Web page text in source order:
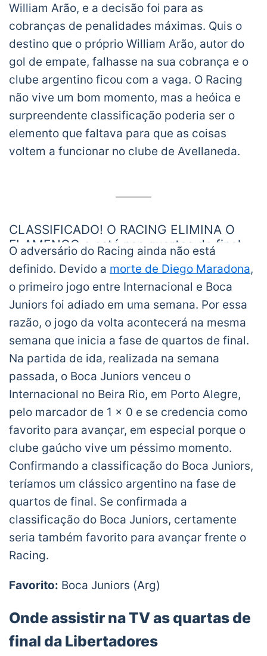
William Arão, e a decisão foi para as
cobranças de penalidades máximas. Quis o
destino que o próprio William Arão, autor do
gol de empate, falhasse na sua cobrança e o
clube argentino ficou com a vaga. O Racing
não vive um bom momento, mas a heóica e
surpreendente classificação poderia ser o
elemento que faltava para que as coisas
voltem a funcionar no clube de Avellaneda.
CLASSIFICADO! O RACING ELIMINA O
FLAMENGO e está nas quartas de final
da Libertadores!
pic.twitter.com/xp26OkSGIK
— TNT Sports Brasil (@TNTSportsBR)
December 2, 2020
O adversário do Racing ainda não está
definido. Devido a morte de Diego Maradona,
o primeiro jogo entre Internacional e Boca
Juniors foi adiado em uma semana. Por essa
razão, o jogo da volta acontecerá na mesma
semana que inicia a fase de quartos de final.
Na partida de ida, realizada na semana
passada, o Boca Juniors venceu o
Internacional no Beira Rio, em Porto Alegre,
pelo marcador de 1 x 0 e se credencia como
favorito para avançar, em especial porque o
clube gaúcho vive um péssimo momento.
Confirmando a classificação do Boca Juniors,
teríamos um clássico argentino na fase de
quartos de final. Se confirmada a
classificação do Boca Juniors, certamente
seria também favorito para avançar frente o
Racing.
Favorito: Boca Juniors (Arg)
Onde assistir na TV as quartas de
final da Libertadores